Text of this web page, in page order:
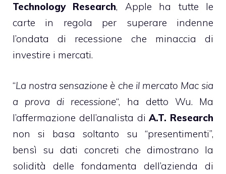
Technology Research, Apple ha tutte le
carte in regola per superare indenne
l’ondata di recessione che minaccia di
investire i mercati.
“La nostra sensazione è che il mercato Mac sia
a prova di recessione“, ha detto Wu. Ma
l’affermazione dell’analista diA.T. Research
non si basa soltanto su “presentimenti”,
bensì su dati concreti che dimostrano la
solidità delle fondamenta dell’azienda di